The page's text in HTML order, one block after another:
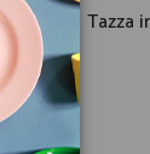
Tazza